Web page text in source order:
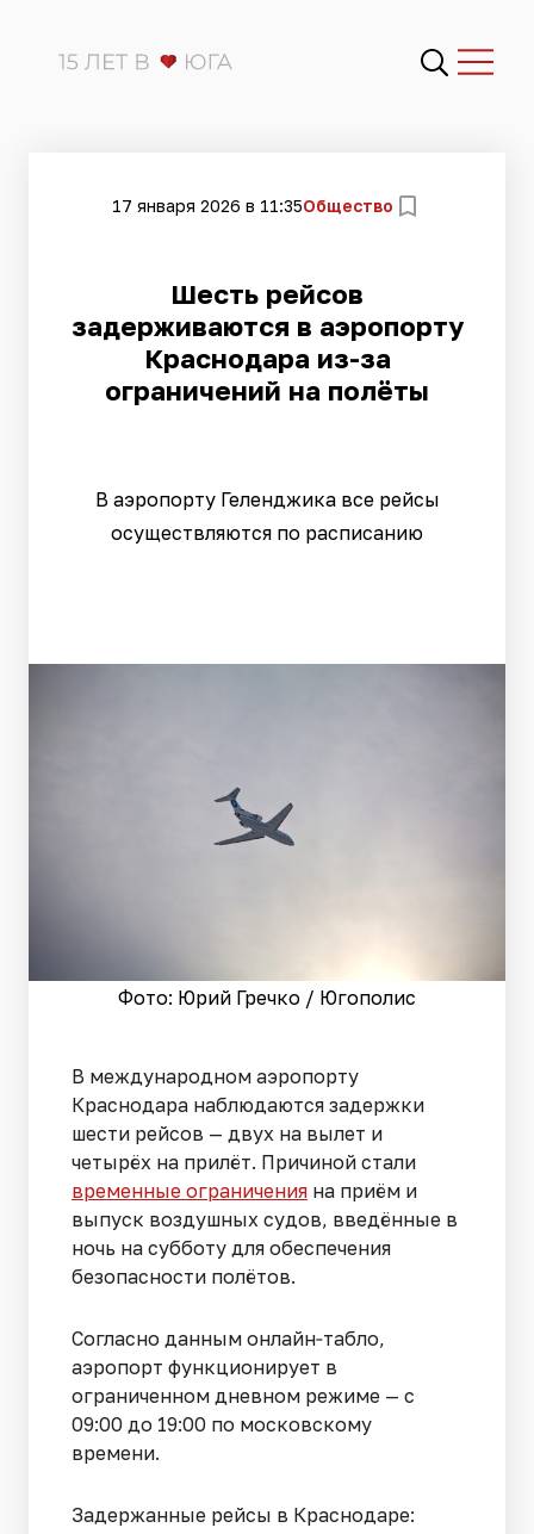
17 января 2026 в 11:35Общество
Шесть рейсов
задерживаются в аэропорту
Краснодара из-за
ограничений на полёты
В аэропорту Геленджика все рейсы
осуществляются по расписанию
Фото: Юрий Гречко / Югополис
В международном аэропорту
Краснодара наблюдаются задержки
шести рейсов — двух на вылет и
четырёх на прилёт. Причиной стали
временные ограничения на приём и
выпуск воздушных судов, введённые в
ночь на субботу для обеспечения
безопасности полётов.
Согласно данным онлайн‑табло,
аэропорт функционирует в
ограниченном дневном режиме — с
09:00 до 19:00 по московскому
времени.
Задержанные рейсы в Краснодаре: